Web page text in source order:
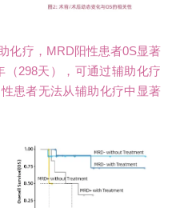
化疗，MRD阳性患者0S显著
298天），可通过辅助化疗
患者无法从辅助化疗中显著